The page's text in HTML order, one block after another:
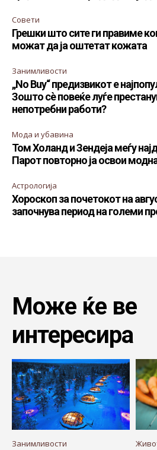
Совети
Грешки што сите ги правиме
можат да ја оштетат кожата
Занимливости
„No Buy“ предизвикот е
Зошто сè повеќе луѓе
непотребни работи?
Мода и убавина
Том Холанд и Зендеја меѓу
Парот повторно ја освои
Астрологија
Хороскоп за почетокот на
започнува период на големи
Може ќе ве
интересира
Занимливости